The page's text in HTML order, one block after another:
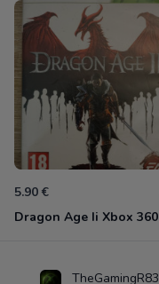
5.90 €
Dragon Age Ii Xbox 360
TheGamingR83